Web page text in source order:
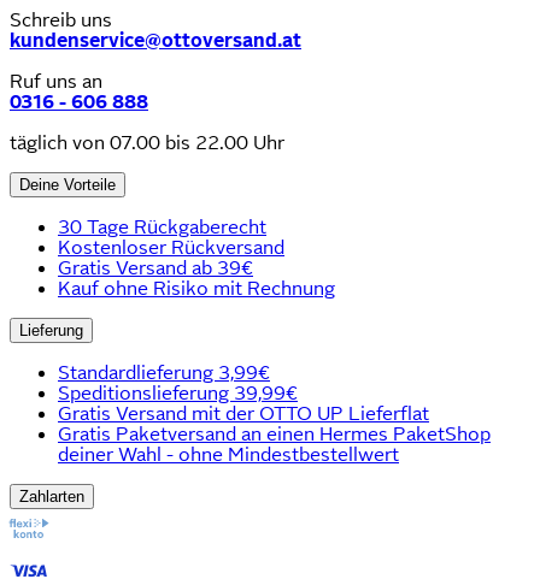
Schreib uns
kundenservice@ottoversand.at
Ruf uns an
0316 - 606 888
täglich von 07.00 bis 22.00 Uhr
Deine Vorteile
30 Tage Rückgaberecht
Kostenloser Rückversand
Gratis Versand ab 39€
Kauf ohne Risiko mit Rechnung
Lieferung
Standardlieferung 3,99€
Speditionslieferung 39,99€
Gratis Versand mit der OTTO UP Lieferflat
Gratis Paketversand an einen Hermes PaketShop
deiner Wahl - ohne Mindestbestellwert
Zahlarten